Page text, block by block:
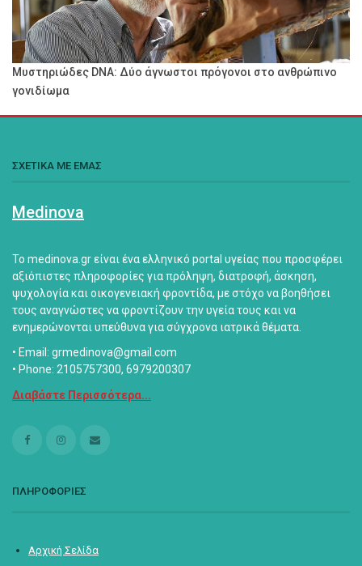
Μυστηριώδες DNA: Δύο άγνωστοι πρόγονοι στο ανθρώπινο
γονιδίωμα
ΣΧΕΤΙΚΑ ΜΕ ΕΜΑΣ
Medinova
Το medinova.gr είναι ένα ελληνικό portal υγείας που προσφέρει
αξιόπιστες πληροφορίες για πρόληψη, διατροφή, άσκηση,
ψυχολογία και οικογενειακή φροντίδα, με στόχο να βοηθήσει
τους αναγνώστες να φροντίζουν την υγεία τους και να
ενημερώνονται υπεύθυνα για σύγχρονα ιατρικά θέματα.
• Email: grmedinova@gmail.com
• Phone: 2105757300, 6979200307
Διαβάστε Περισσότερα...
ΠΛΗΡΟΦΟΡΙΕΣ
Αρχική Σελίδα